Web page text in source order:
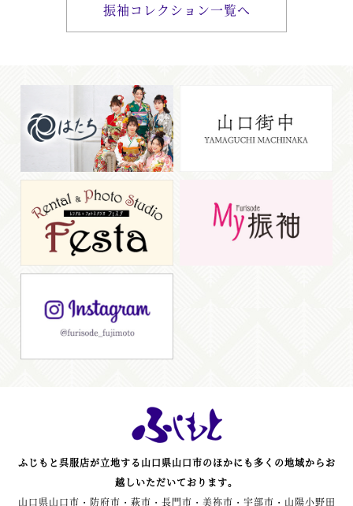
振袖コレクション一覧へ
ふじもと呉服店が立地する山口県山口市のほかにも多くの地域からお
越しいただいております。
山口県山口市・防府市・萩市・長門市・美祢市・宇部市・山陽小野田